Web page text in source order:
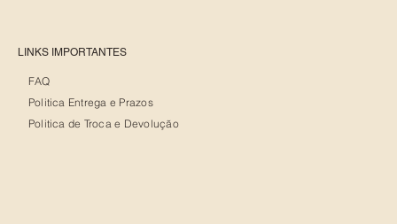
LINKS IMPORTANTES
FAQ
Politica Entrega e Prazos
Politica de Troca e Devolução